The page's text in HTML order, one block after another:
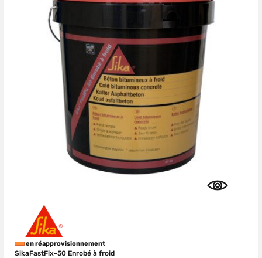
en réapprovisionnement
SikaFastFix-50 Enrobé à froid